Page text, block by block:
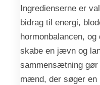
Ingredienserne er
bidrag til energi,
hormonbalancen,
skabe en jævn og
sammensætning gør
mænd, der søger